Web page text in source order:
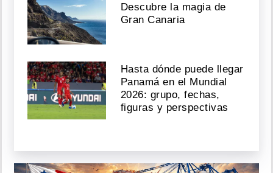
Descubre la magia de
Gran Canaria
Hasta dónde puede llegar
Panamá en el Mundial
2026: grupo, fechas,
figuras y perspectivas